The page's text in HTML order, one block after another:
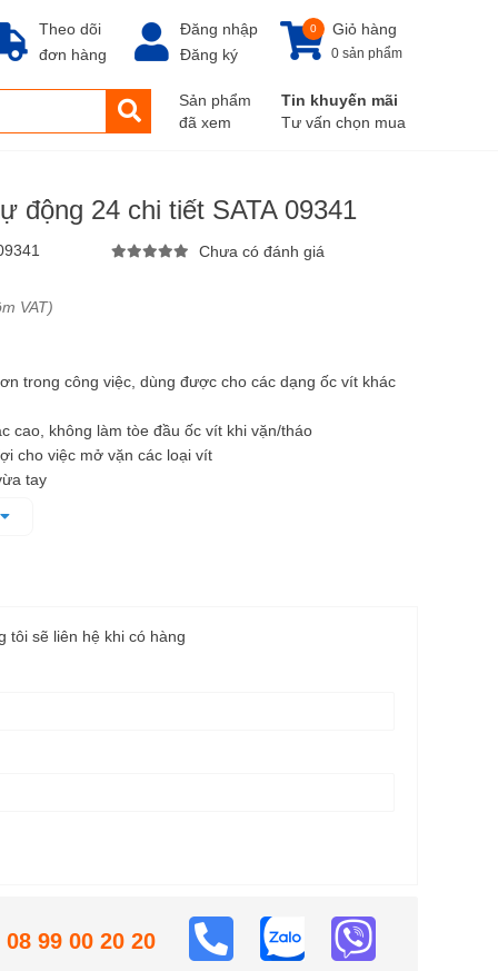
Theo dõi
đơn hàng
Đăng nhập
Đăng ký
Giỏ hàng
0
0 sản phẩm
Sản phẩm
đã xem
Tin khuyến mãi
Tư vấn chọn mua
động 24 chi tiết SATA 09341
Chưa có đánh giá
VAT)
trong công việc, dùng được cho các dạng ốc vít khác
cao, không làm tòe đầu ốc vít khi vặn/tháo
cho việc mở vặn các loại vít
tay
tôi sẽ liên hệ khi có hàng
08 99 00 20 20